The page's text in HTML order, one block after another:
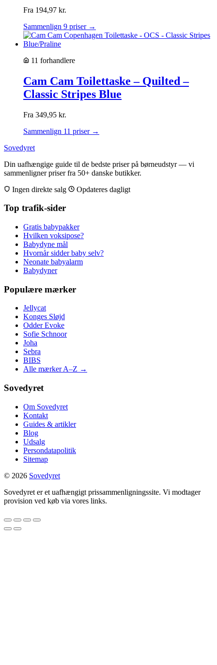
Fra 194,97 kr.
Sammenlign 9 priser →
11 forhandlere
Cam Cam Toilettaske – Quilted –
Classic Stripes Blue
Fra 349,95 kr.
Sammenlign 11 priser →
Sovedyret
Din uafhængige guide til de bedste priser på børneudstyr — vi
sammenligner priser fra 50+ danske butikker.
Ingen direkte salg
Opdateres dagligt
Top trafik-sider
Gratis babypakker
Hvilken voksipose?
Babydyne mål
Hvornår sidder baby selv?
Neonate babyalarm
Babydyner
Populære mærker
Jellycat
Konges Sløjd
Odder Evoke
Sofie Schnoor
Joha
Sebra
BIBS
Alle mærker A–Z →
Sovedyret
Om Sovedyret
Kontakt
Guides & artikler
Blog
Udsalg
Persondatapolitik
Sitemap
© 2026 Sovedyret
Sovedyret er et uafhængigt prissammenligningssite. Vi modtager
provision ved køb via vores links.